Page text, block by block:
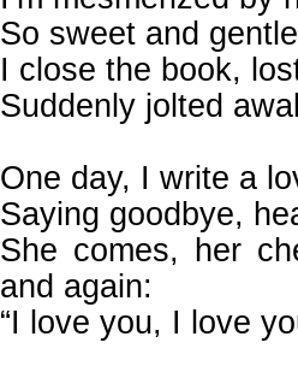
So sweet and
I close the book,
Suddenly jolted
One day, I write a
Saying goodbye,
She comes, her
and again:
“I love you, I love